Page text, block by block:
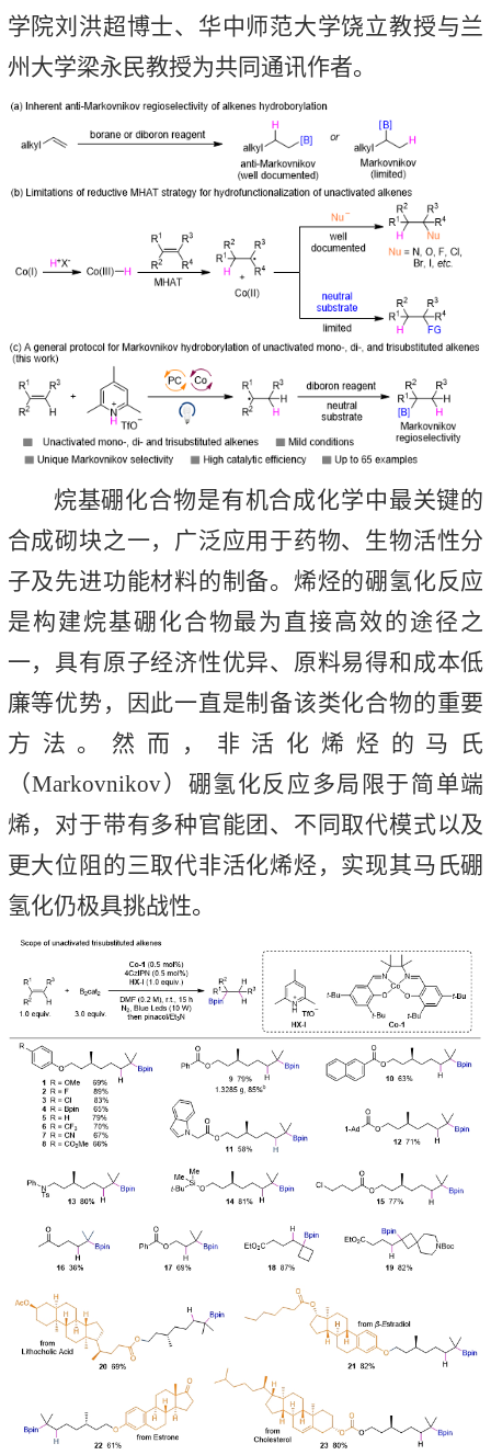
学院刘洪超博士、华中师范大学饶立教授与兰
州大学梁永民教授为共同通讯作者。
烷基硼化合物是有机合成化学中最关键的
合成砌块之一，广泛应用于药物、生物活性分
子及先进功能材料的制备。烯烃的硼氢化反应
是构建烷基硼化合物最为直接高效的途径之
一，具有原子经济性优异、原料易得和成本低
廉等优势，因此一直是制备该类化合物的重要
方法。然而，非活化烯烃的马氏
（Markovnikov）硼氢化反应多局限于简单端
烯，对于带有多种官能团、不同取代模式以及
更大位阻的三取代非活化烯烃，实现其马氏硼
氢化仍极具挑战性。